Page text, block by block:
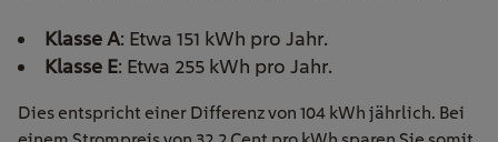
Klasse A: Etwa 151 kWh pro Jahr.
Klasse E: Etwa 255 kWh pro Jahr.
Dies entspricht einer Differenz von 104 kWh jährlich. Bei